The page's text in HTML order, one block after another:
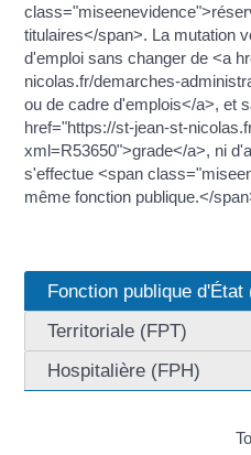
titulaires</span>. La mutation
d'emploi sans changer de <a
nicolas.fr/demarches-
ou de cadre d'emplois</a>, et
href="https://st-jean-st-
xml=R53650">grade</a>, ni
s'effectue <span
même fonction publique.</
Fonction publique d'État
Territoriale (FPT)
Hospitalière (FPH)